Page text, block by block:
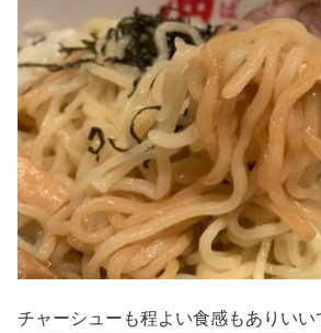
チャーシューも程よい食感もありいい